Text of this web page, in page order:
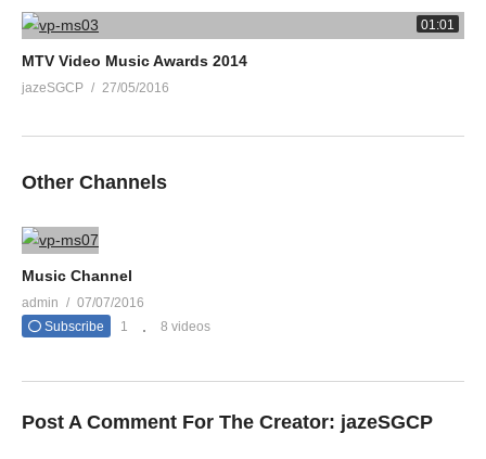
01:01
MTV Video Music Awards 2014
jazeSGCP 27/05/2016
Other Channels
Music Channel
admin
07/07/2016
Subscribe
1 8 videos
Post A Comment For The Creator: jazeSGCP